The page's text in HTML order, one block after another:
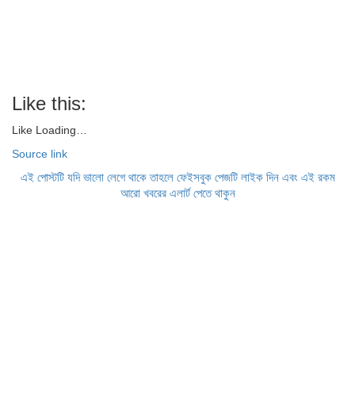
Like this:
Like Loading…
Source link
এই পোস্টটি যদি ভালো লেগে থাকে তাহলে ফেইসবুক পেজটি লাইক দিন এবং এই রকম
আরো খবরের এলার্ট পেতে থাকুন